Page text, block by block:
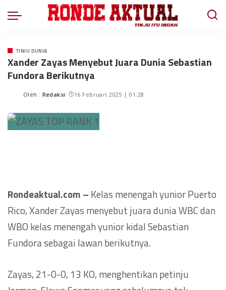
TINJU DUNIA
Xander Zayas Menyebut Juara Dunia Sebastian
Fundora Berikutnya
Oleh : Redaksi 16 Februari 2025 | 01:28
Rondeaktual.com – Kelas menengah yunior Puerto
Rico, Xander Zayas menyebut juara dunia WBC dan
WBO kelas menengah yunior kidal Sebastian
Fundora sebagai lawan berikutnya.
Zayas, 21-0-0, 13 KO, menghentikan petinju